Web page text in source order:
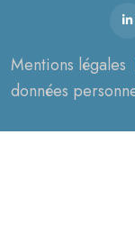
Mentions légales
données